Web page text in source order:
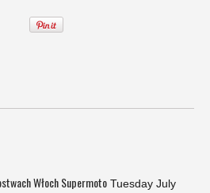
Włoch Supermoto Tuesday July